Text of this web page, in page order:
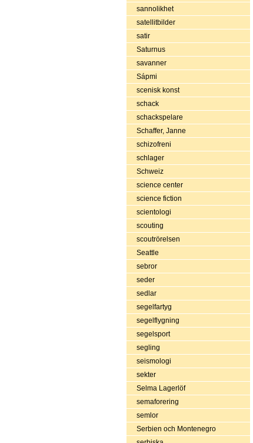
sannolikhet
satellitbilder
satir
Saturnus
savanner
Sápmi
scenisk konst
schack
schackspelare
Schaffer, Janne
schizofreni
schlager
Schweiz
science center
science fiction
scientologi
scouting
scoutrörelsen
Seattle
sebror
seder
sedlar
segelfartyg
segelflygning
segelsport
segling
seismologi
sekter
Selma Lagerlöf
semaforering
semlor
Serbien och Montenegro